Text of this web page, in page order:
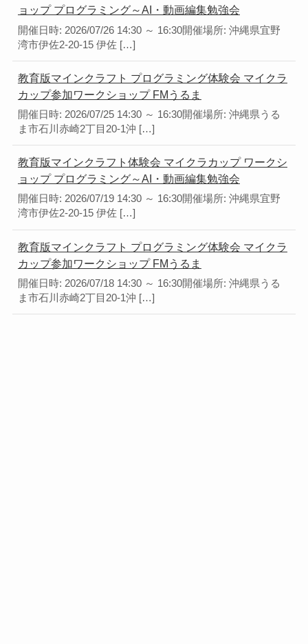
ョップ プログラミング～AI・動画編集勉強会
開催日時: 2026/07/26 14:30 ～ 16:30開催場所: 沖縄県宜野
湾市伊佐2-20-15 伊佐 […]
教育版マインクラフト プログラミング体験会 マイクラ
カップ参加ワークショップ FMうるま
開催日時: 2026/07/25 14:30 ～ 16:30開催場所: 沖縄県うる
ま市石川赤崎2丁目20-1沖 […]
教育版マインクラフト体験会 マイクラカップ ワークシ
ョップ プログラミング～AI・動画編集勉強会
開催日時: 2026/07/19 14:30 ～ 16:30開催場所: 沖縄県宜野
湾市伊佐2-20-15 伊佐 […]
教育版マインクラフト プログラミング体験会 マイクラ
カップ参加ワークショップ FMうるま
開催日時: 2026/07/18 14:30 ～ 16:30開催場所: 沖縄県うる
ま市石川赤崎2丁目20-1沖 […]